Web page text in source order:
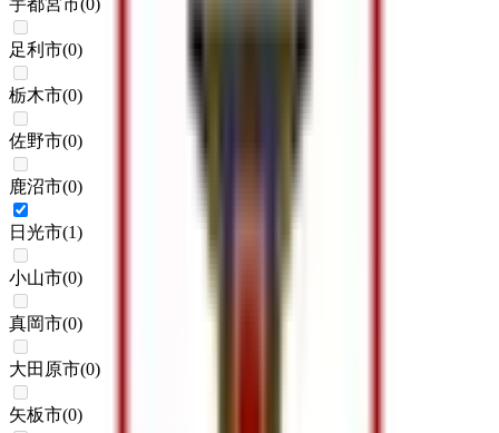
宇都宮市(0)
足利市(0)
栃木市(0)
佐野市(0)
鹿沼市(0)
日光市(1)
小山市(0)
真岡市(0)
大田原市(0)
矢板市(0)